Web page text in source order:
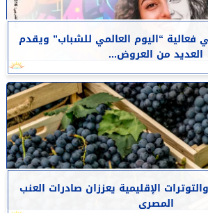
“اليوم العالمي للشباب” ويقدم
العديد من العروض...
الإقليمية يعززان صادرات العنب
المصرى